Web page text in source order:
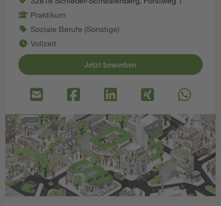
Praktikum
Soziale Berufe (Sonstige)
Vollzeit
Jetzt bewerben